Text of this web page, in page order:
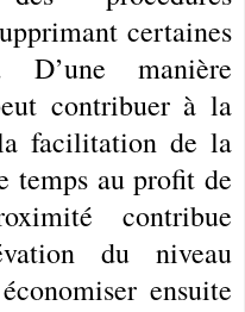
certaines
D’une manière
contribuer à la
facilitation de la
temps au profit de
contribue
du niveau
ensuite